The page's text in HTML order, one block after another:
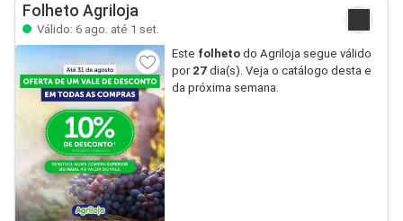
Folheto Agriloja
Válido: 6 ago. até 1 set.
Este folhetodo Agriloja segue válido
por 27dia(s). Veja o catálogo desta e
da próxima semana.